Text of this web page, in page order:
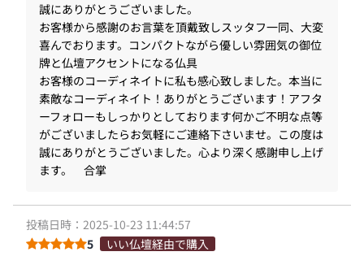
誠にありがとうございました。
お客様から感謝のお言葉を頂戴致しスッタフ一同、大変
喜んでおります。コンパクトながら優しい雰囲気の御位
牌と仏壇アクセントになる仏具
お客様のコーディネイトに私も感心致しました。本当に
素敵なコーディネイト！ありがとうございます！アフタ
ーフォローもしっかりとしております何かご不明な点等
がございましたらお気軽にご連絡下さいませ。この度は
誠にありがとうございました。心より深く感謝申し上げ
ます。 合掌
投稿日時：2025-10-23 11:44:57
5
いい仏壇経由で購入